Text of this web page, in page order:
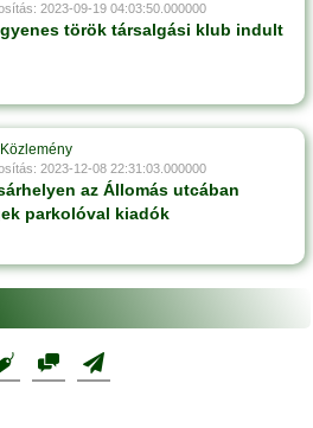
2023-09-19 04:03:50.000000
török társalgási klub indult
2023-12-08 22:31:03.000000
az Állomás utcában
parkolóval kiadók